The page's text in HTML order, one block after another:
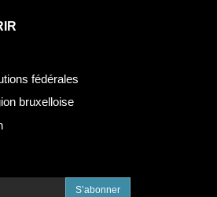
fédérales
bruxelloise
S’abonner